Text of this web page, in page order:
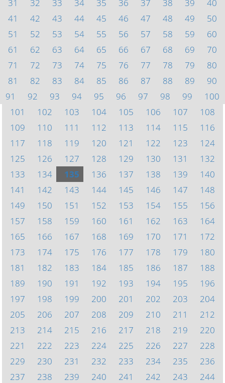
31
32 33 34 35 36 37 38 39
40
41
42 43 44 45 46 47 48 49
50
51
52 53 54 55 56 57 58 59
60
61
62 63 64 65 66 67 68 69
70
71
72 73 74 75 76 77 78 79
80
81
82 83 84 85 86 87 88 89
90
91
92 93 94 95 96 97 98 99
100
101
102 103 104 105 106 107
108
109
110 111 112 113 114 115
116
117
118 119 120 121 122 123
124
125
126 127 128 129 130 131
132
133
134 135 136 137 138 139
140
141
142 143 144 145 146 147
148
149
150 151 152 153 154 155
156
157
158 159 160 161 162 163
164
165
166 167 168 169 170 171
172
173
174 175 176 177 178 179
180
181
182 183 184 185 186 187
188
189
190 191 192 193 194 195
196
197
198 199 200 201 202 203
204
205
206 207 208 209 210 211
212
213
214 215 216 217 218 219
220
221
222 223 224 225 226 227
228
229
230 231 232 233 234 235
236
237
238 239 240 241 242 243
244